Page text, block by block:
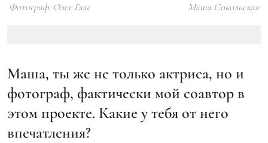
Фотограф: Олег Гаас Маша Сокольская
Маша, ты же не только актриса, но и
фотограф, фактически мой соавтор в
этом проекте. Какие у тебя от него
впечатления?